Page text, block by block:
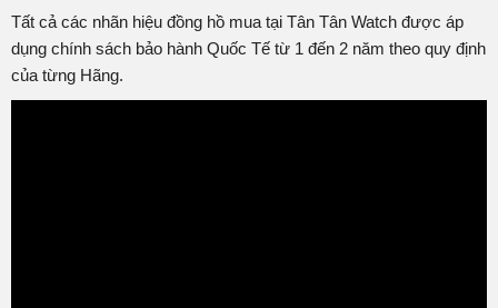
Tất cả các nhãn hiệu đồng hồ mua tại Tân Tân Watch được áp
dụng chính sách bảo hành Quốc Tế từ 1 đến 2 năm theo quy định
của từng Hãng.